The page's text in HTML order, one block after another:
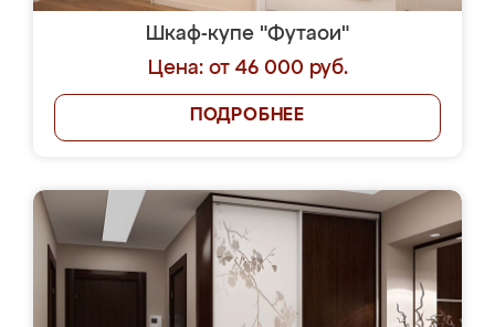
Шкаф-купе "Футаои"
Цена: от 46 000 руб.
ПОДРОБНЕЕ